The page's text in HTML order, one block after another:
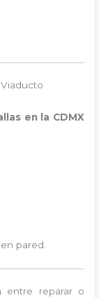
en la CDMX
pared.
entre reparar o